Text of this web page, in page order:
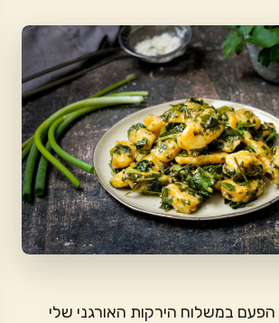
הפעם במשלוח הירקות האורגני שלי